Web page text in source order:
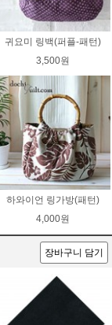
귀요미 링백(퍼플-패턴)
3,500원
하와이언 링가방(패턴)
4,000원
장바구니 담기